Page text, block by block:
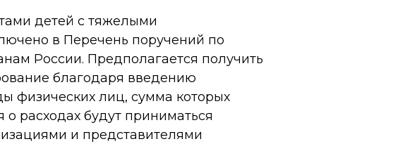
детей с тяжелыми
в Перечень поручений по
России. Предполагается получить
благодаря введению
физических лиц, сумма которых
расходах будут приниматься
и представителями